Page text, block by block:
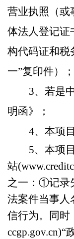
营业执照（或
体法人登记证
构代码证和税
一”复印件）；
3、若是
明函》；
4、本项
5、本项
站
之一：①记录
法案件当事
信行为。同时
ccgp.gov.cn)“